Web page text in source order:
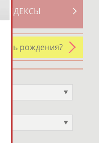
рождения?